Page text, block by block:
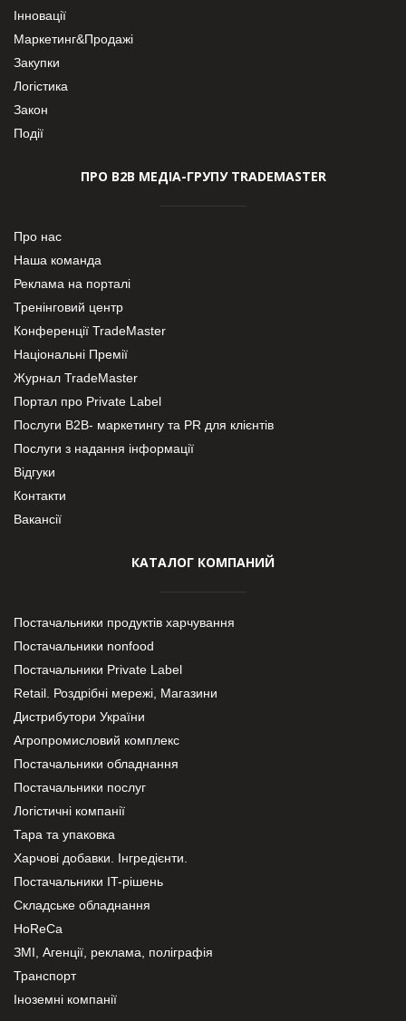
Інновації
Маркетинг&Продажі
Закупки
Логістика
Закон
Події
ПРО В2В МЕДІА-ГРУПУ TRADEMASTER
Про нас
Наша команда
Реклама на порталі
Тренінговий центр
Конференції TradeMaster
Національні Премії
Журнал TradeMaster
Портал про Private Label
Послуги В2В- маркетингу та PR для клієнтів
Послуги з надання інформації
Відгуки
Контакти
Вакансії
КАТАЛОГ КОМПАНИЙ
Постачальники продуктів харчування
Постачальники nonfood
Постачальники Private Label
Retail. Роздрібні мережі, Магазини
Дистрибутори України
Агропромисловий комплекс
Постачальники обладнання
Постачальники послуг
Логістичні компанії
Тара та упаковка
Харчові добавки. Інгредієнти.
Постачальники IT-рішень
Складське обладнання
HoReCa
ЗМІ, Агенції, реклама, поліграфія
Транспорт
Іноземні компанії